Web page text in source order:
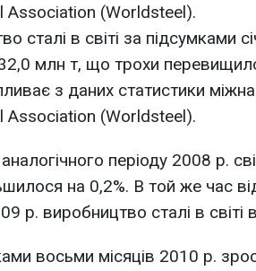
Association (Worldsteel).
сталі в світі за підсумками
млн т, що трохи
з даних статистики
Association (Worldsteel).
періоду 2008 р.
на 0,2%. В той же час
р. виробництво сталі в
восьми місяців 2010 р.